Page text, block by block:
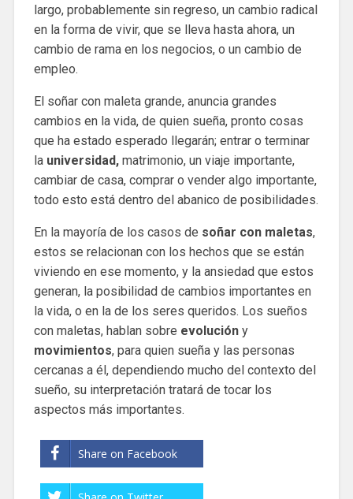
largo, probablemente sin regreso, un cambio radical
en la forma de vivir, que se lleva hasta ahora, un
cambio de rama en los negocios, o un cambio de
empleo.
El soñar con maleta grande, anuncia grandes
cambios en la vida, de quien sueña, pronto cosas
que ha estado esperado llegarán; entrar o terminar
la universidad,matrimonio, un viaje importante,
cambiar de casa, comprar o vender algo importante,
todo esto está dentro del abanico de posibilidades.
En la mayoría de los casos de soñar con maletas,
estos se relacionan con los hechos que se están
viviendo en ese momento, y la ansiedad que estos
generan, la posibilidad de cambios importantes en
la vida, o en la de los seres queridos. Los sueños
con maletas, hablan sobre evolucióny
movimientos, para quien sueña y las personas
cercanas a él, dependiendo mucho del contexto del
sueño, su interpretación tratará de tocar los
aspectos más importantes.
Share on Facebook